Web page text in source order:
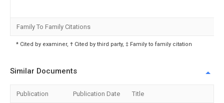
Family To Family Citations
* Cited by examiner, † Cited by third party, ‡ Family to family citation
Similar Documents
Publication Publication Date Title